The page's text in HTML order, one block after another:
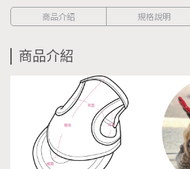
商品介紹 規格說明
商品介紹